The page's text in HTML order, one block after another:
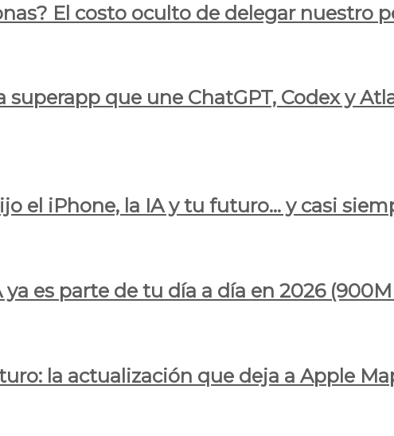
El costo oculto de delegar nuestro
que une ChatGPT, Codex y
el iPhone, la IA y tu futuro… y casi
es parte de tu día a día en 2026
la actualización que deja a Apple